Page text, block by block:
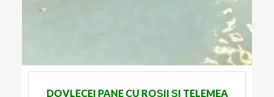
DOVLECEI PANE CU ROȘII ȘI TELEMEA